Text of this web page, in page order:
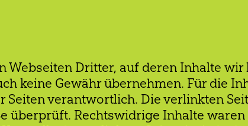
Webseiten Dritter, auf deren Inhalte
keine Gewähr übernehmen. Für die
Seiten verantwortlich. Die verlinkten
überprüft. Rechtswidrige Inhalte